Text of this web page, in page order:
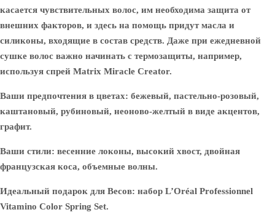
касается чувствительных волос, им необходима защита от
внешних факторов, и здесь на помощь придут масла и
силиконы, входящие в состав средств. Даже при ежедневной
сушке волос важно начинать с термозащиты, например,
используя спрей Matrix Miracle Creator.
Ваши предпочтения в цветах: бежевый, пастельно-розовый,
каштановый, рубиновый, неоново-желтый в виде акцентов,
графит.
Ваши стили: весенние локоны, высокий хвост, двойная
французская коса, объемные волны.
Идеальный подарок для Весов: набор L’Oréal Professionnel
Vitamino Color Spring Set.